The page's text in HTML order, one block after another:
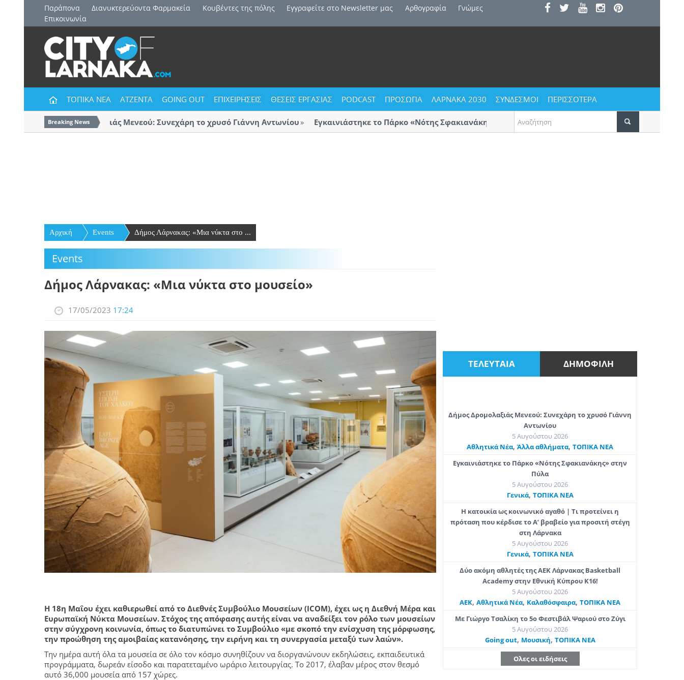
Παράπονα Διανυκτερεύοντα Φαρμακεία Kουβέντες της πόλης Εγγραφείτε στο Newsletter μας Αρθογραφία
Γνώμες
Επικοινωνία
ΤΟΠΙΚΑ ΝΕΑ ΑΤΖΕΝΤΑ GOING OUT ΕΠΙΧΕΙΡΗΣΕΙΣ ΘΕΣΕΙΣ ΕΡΓΑΣΙΑΣ PODCAST ΠΡΟΣΩΠΑ ΛΑΡΝΑΚΑ 2030 ΣΥΝΔΕΣΜΟΙ ΠΕΡΙΣΣΟΤΕΡΑ
Breaking News
Δήμος Δρομολαξιάς Μενεού: Συνεχάρη το χρυσό Γιάννη Αντωνίου Εγκαινιάστηκε το Πάρκο «Νότης Σφακιανάκης» στην Πύλα
Η κατοικία ως κοινωνικό αγαθό | Τι
το Α’ βραβείο για προσιτή στέγη στη
Αρχική Εvents Δήμος Λάρνακας: «Μια νύκτα στο ...
Εvents
Δήμος Λάρνακας: «Μια νύκτα στο μουσείο»
17/05/2023 17:24
Η 18η Μαΐου έχει καθιερωθεί από το Διεθνές Συμβούλιο Μουσείων (ICOM), έχει ως η Διεθνή Μέρα και
Ευρωπαϊκή Νύκτα Μουσείων. Στόχος της απόφασης αυτής είναι να αναδείξει τον ρόλο των μουσείων
στην σύγχρονη κοινωνία, όπως το διατυπώνει το Συμβούλιο «με σκοπό την ενίσχυση της μόρφωσης,
την προώθηση της αμοιβαίας κατανόησης, την ειρήνη και τη συνεργασία μεταξύ των λαών».
Την ημέρα αυτή όλα τα μουσεία σε όλο τον κόσμο συνηθίζουν να διοργανώνουν εκδηλώσεις, εκπαιδευτικά
προγράμματα, δωρεάν είσοδο και παρατεταμένο ωράριο λειτουργίας. Το 2017, έλαβαν μέρος στον θεσμό
αυτό 36,000 μουσεία από 157 χώρες.
ΤΕΛΕΥΤΑΙΑ ΔΗΜΟΦΙΛΗ
Δήμος Δρομολαξιάς Μενεού: Συνεχάρη το χρυσό Γιάννη
Αντωνίου
5 Αυγούστου 2026
Αθλητικά Νέα,Άλλα αθλήματα,ΤΟΠΙΚΑ ΝΕΑ
Εγκαινιάστηκε το Πάρκο «Νότης Σφακιανάκης» στην
Πύλα
5 Αυγούστου 2026
Γενικά, ΤΟΠΙΚΑ ΝΕΑ
Η κατοικία ως κοινωνικό αγαθό | Τι προτείνει η
πρόταση που κέρδισε το Α’ βραβείο για προσιτή στέγη
στη Λάρνακα
5 Αυγούστου 2026
Γενικά, ΤΟΠΙΚΑ ΝΕΑ
Δύο ακόμη αθλητές της ΑΕΚ Λάρνακας Basketball
Academy στην Εθνική Κύπρου Κ16!
5 Αυγούστου 2026
ΑΕΚ,Αθλητικά Νέα, Καλαθόσφαιρα,ΤΟΠΙΚΑ ΝΕΑ
Με Γιώργο Τσαλίκη το 5ο Φεστιβάλ Ψαριού στο Ζύγι
5 Αυγούστου 2026
Going out, Μουσική, ΤΟΠΙΚΑ ΝΕΑ
Ολες οι ειδήσεις